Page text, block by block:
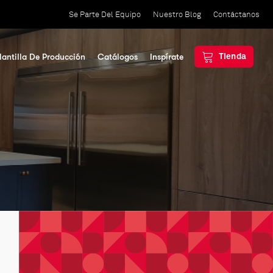
Se Parte Del Equipo Nuestro Blog Contáctanos
De Producción Catálogos Inspírate Tienda